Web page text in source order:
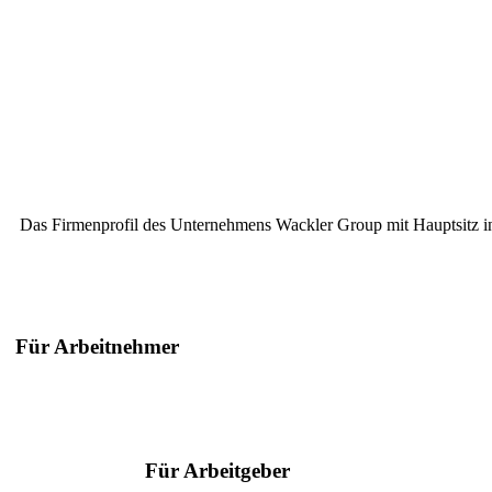
Das Firmenprofil des Unternehmens Wackler Group mit Hauptsitz
Für Arbeitnehmer
Für Arbeitgeber